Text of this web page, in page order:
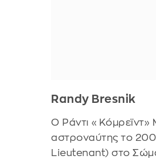
Randy Bresnik
Ο Ράντι
αστροναύτης το
Lieutenant) στο